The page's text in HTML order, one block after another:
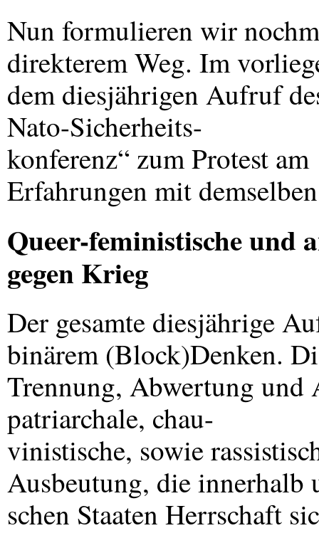
Nun formulieren wir
direkterem Weg. Im
dem diesjährigen Aufruf
Nato-Sicherheits-
konferenz“ zum Protest
Erfahrungen mit
Queer-feministische und
gegen Krieg
Der gesamte diesjährige
binärem (Block)Denken.
Trennung, Abwertung und
patriarchale, chau-
vinistische, sowie
Ausbeutung, die innerhalb
schen Staaten Herrschaft